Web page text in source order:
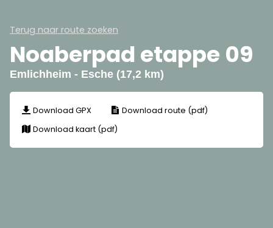
Terug naar route zoeken
Noaberpad etappe 09
Emlichheim - Esche (17,2 km)
Download GPX
Download route (pdf)
Download kaart (pdf)